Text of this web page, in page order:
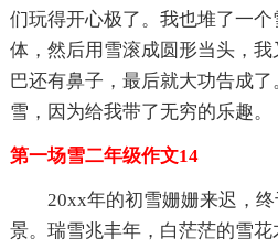
们玩得开心极了。我也堆了一
体，然后用雪滚成圆形当头，
巴还有鼻子，最后就大功告成
雪，因为给我带了无穷的乐趣。
第一场雪二年级作文14
20xx年的初雪姗姗来迟，
景。瑞雪兆丰年，白茫茫的雪